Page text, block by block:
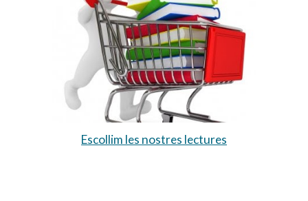
Escollim les nostres lectures